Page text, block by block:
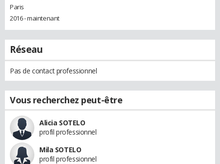
Paris
2016 - maintenant
Réseau
Pas de contact professionnel
Vous recherchez peut-être
Alicia SOTELO
profil professionnel
Mila SOTELO
profil professionnel